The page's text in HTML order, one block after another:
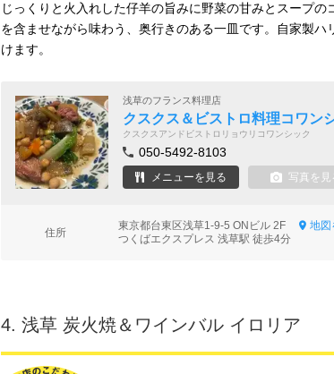
じっくりと火入れした仔羊の旨みに野菜の甘みとスープ
を含ませながら味わう、奥行きのある一皿です。自家製
けます。
浅草のフランス料理店
クスクス＆ビストロ料理コワン
クスクスアンドビストロリョウリコワンシック
050-5492-8103
メニューを見る 写真を見
住所
東京都台東区浅草1-9-5 ONビル 2F
地図
つくばエクスプレス 浅草駅 徒歩4分
4. 浅草 炭火焼＆ワインバル イロリア